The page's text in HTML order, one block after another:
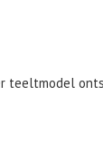
teeltmodel